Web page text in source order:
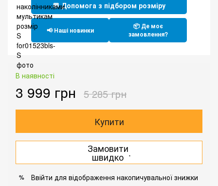
💬 Допомога з підбором розміру
📢 Наші новинки
📦 Де моє
замовлення?
В наявності
3 999 грн 5 285 грн
Купити
Замовити
швидко .
% Ввійти для відображення накопичувальної знижки